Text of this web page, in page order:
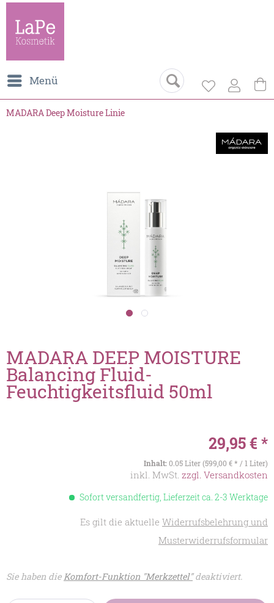
Menü
MADARA Deep Moisture Linie
MADARA DEEP MOISTURE
Balancing Fluid-
Feuchtigkeitsfluid 50ml
29,95 € *
Inhalt:0.05 Liter (599,00 € * / 1 Liter)
inkl. MwSt. zzgl. Versandkosten
Sofort versandfertig, Lieferzeit ca. 2-3 Werktage
Es gilt die aktuelle Widerrufsbelehrung und
Musterwiderrufsformular
Sie haben dieKomfort-Funktion "Merkzettel"deaktiviert.